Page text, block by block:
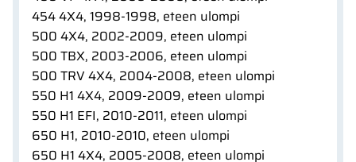
454 4X4, 1998-1998, eteen ulompi
500 4X4, 2002-2009, eteen ulompi
500 TBX, 2003-2006, eteen ulompi
500 TRV 4X4, 2004-2008, eteen ulompi
550 H1 4X4, 2009-2009, eteen ulompi
550 H1 EFI, 2010-2011, eteen ulompi
650 H1, 2010-2010, eteen ulompi
650 H1 4X4, 2005-2008, eteen ulompi